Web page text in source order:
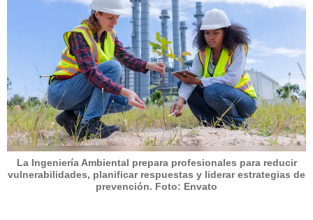
La Ingeniería Ambiental prepara profesionales para reducir
vulnerabilidades, planificar respuestas y liderar estrategias de
prevención. Foto: Envato